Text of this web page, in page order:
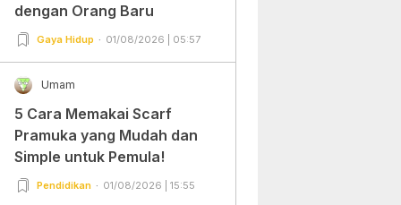
dengan Orang Baru
Gaya Hidup 01/08/2026 | 05:57
Umam
5 Cara Memakai Scarf
Pramuka yang Mudah dan
Simple untuk Pemula!
Pendidikan 01/08/2026 | 15:55